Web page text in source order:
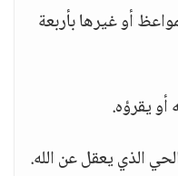
أو غيرها بأربعة
أو يقرؤه.
الذي يعقل عن الله.